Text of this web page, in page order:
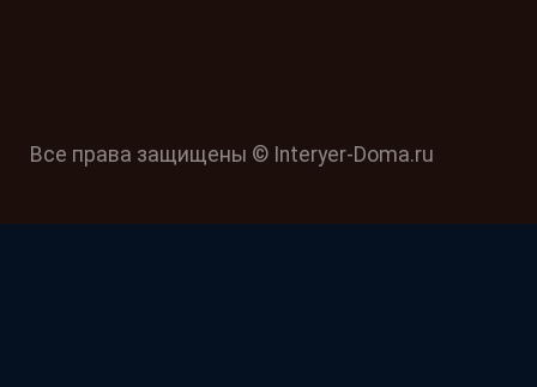
Все права защищены © Interyer-Doma.ru